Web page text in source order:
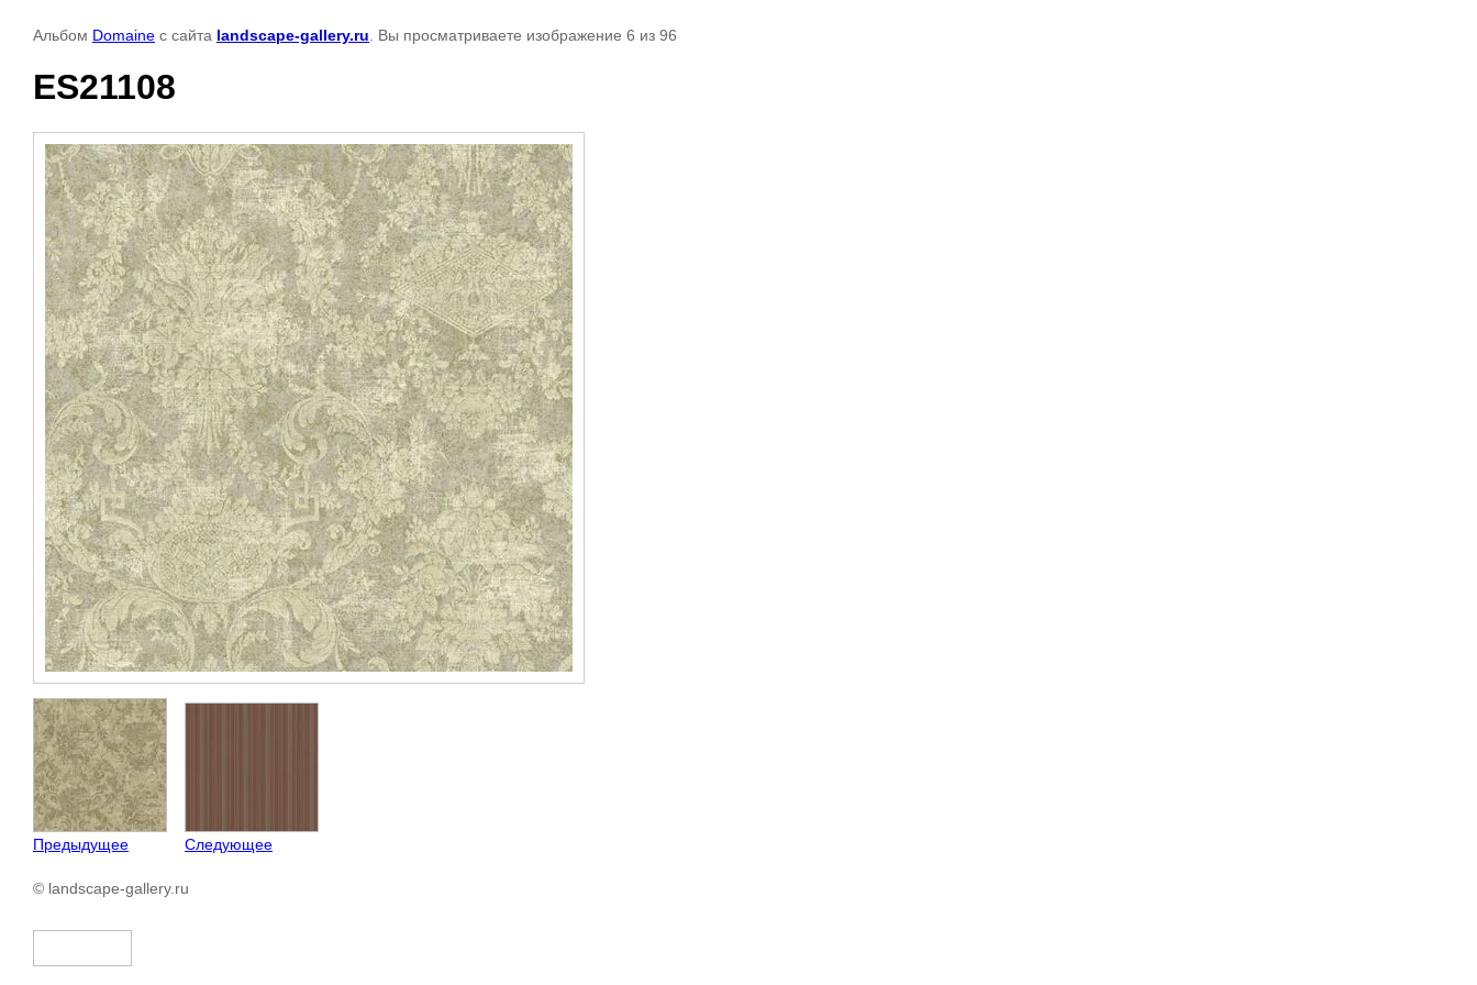
Альбом Domaine с сайта landscape-gallery.ru . Вы просматриваете изображение 6 из 96
ES21108
Предыдущее Следующее
© landscape-gallery.ru